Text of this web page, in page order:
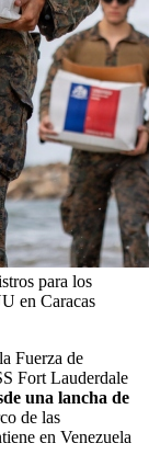
para los
en Caracas
Fuerza de
Fort Lauderdale
una lancha de
de las
en Venezuela